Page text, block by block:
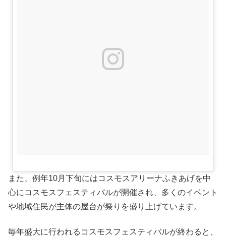
また、例年10月下旬にはコスモスアリーナふきあげを中
心にコスモスフェスティバルが開催され、多くのイベント
や地域住民が主体の屋台が祭りを盛り上げています。
毎年盛大に行われるコスモスフェスティバルが終わると、